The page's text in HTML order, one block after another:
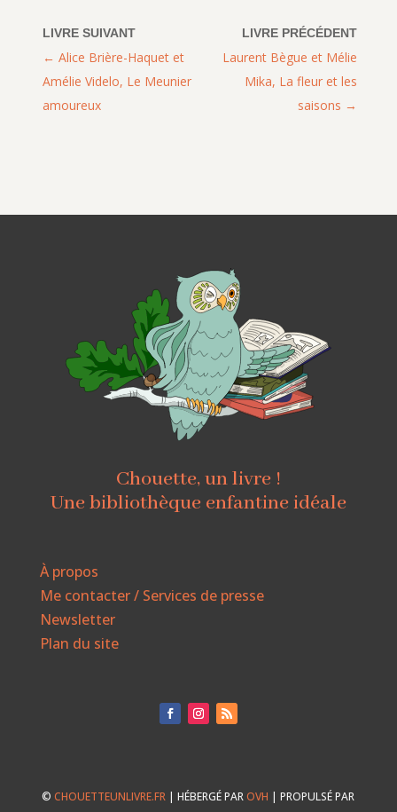
Laurent Bègue et Mélie
Mika, La fleur et les
saisons
Alice Brière-Haquet et
Amélie Videlo, Le Meunier
amoureux
Chouette, un livre !
Une bibliothèque enfantine idéale
À propos
Me contacter / Services de presse
Newsletter
Plan du site
©CHOUETTEUNLIVRE.FR | HÉBERGÉ PAROVH | PROPULSÉ PAR